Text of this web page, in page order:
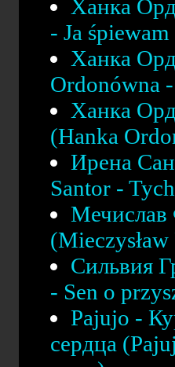
Ханка
- Ja
Ханка
Ordonówna
Ханка
(Hanka
Ирена
Santor -
Мечислав
Сильвия
- Sen o
Pajujo -
сердца